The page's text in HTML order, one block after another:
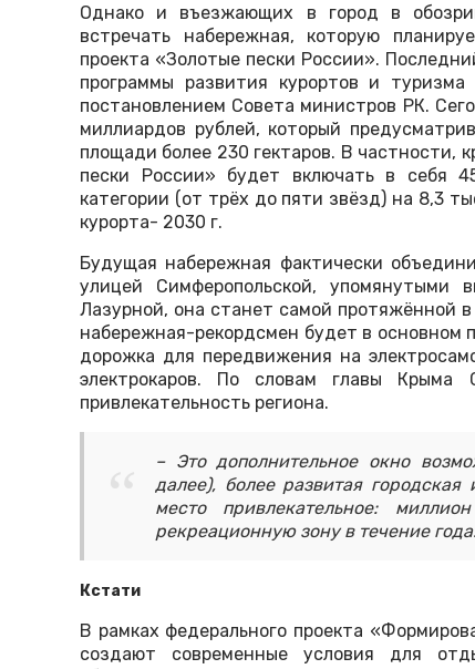
Однако и въезжающих в город в
встречать набережная, которую
проекта «Золотые пески России».
программы развития курортов и
постановлением Совета министров РК.
миллиардов рублей, который
площади более 230 гектаров. В частности,
пески России» будет включать в себя
категории (от трёх до пяти звёзд) на 8,3
курорта- 2030 г.
Будущая набережная фактически
улицей Симферопольской, упомянутыми
Лазурной, она станет самой протяжённой
набережная-рекордсмен будет в основном
дорожка для передвижения на
электрокаров. По словам главы Крыма
привлекательность региона.
– Это дополнительное окно
далее), более развитая
место привлекательное:
рекреационную зону в течение
Кстати
В рамках федерального проекта
создают современные условия для